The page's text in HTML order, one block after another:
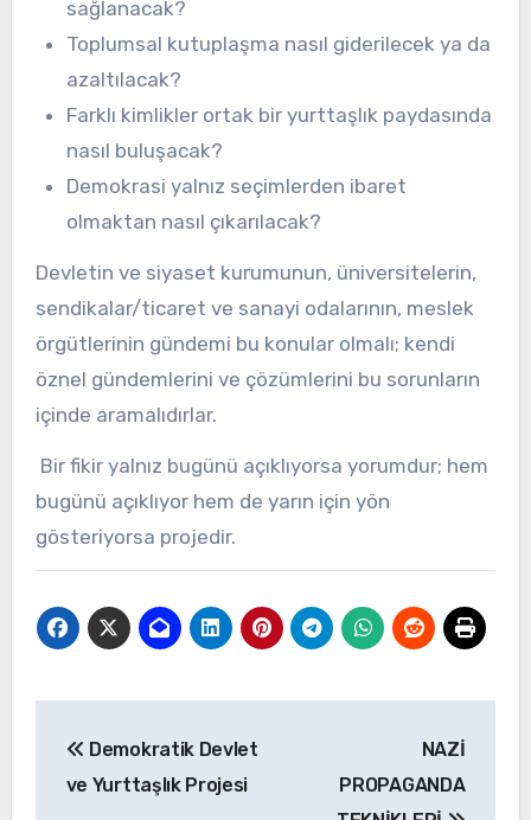
sağlanacak?
Toplumsal kutuplaşma nasıl giderilecek ya da
azaltılacak?
Farklı kimlikler ortak bir yurttaşlık paydasında
nasıl buluşacak?
Demokrasi yalnız seçimlerden ibaret
olmaktan nasıl çıkarılacak?
Devletin ve siyaset kurumunun, üniversitelerin,
sendikalar/ticaret ve sanayi odalarının, meslek
örgütlerinin gündemi bu konular olmalı; kendi
öznel gündemlerini ve çözümlerini bu sorunların
içinde aramalıdırlar.
Bir fikir yalnız bugünü açıklıyorsa yorumdur; hem
bugünü açıklıyor hem de yarın için yön
gösteriyorsa projedir.
gezinmesi
Demokratik Devlet
ve Yurttaşlık Projesi
NAZİ
PROPAGANDA